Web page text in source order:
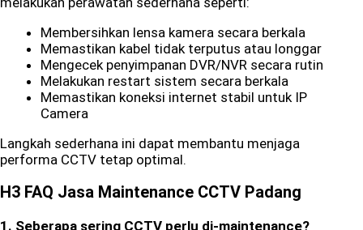
Membersihkan lensa kamera secara berkala
Memastikan kabel tidak terputus atau longgar
Mengecek penyimpanan DVR/NVR secara rutin
Melakukan restart sistem secara berkala
Memastikan koneksi internet stabil untuk IP
Camera
Langkah sederhana ini dapat membantu menjaga
performa CCTV tetap optimal.
H3 FAQ Jasa Maintenance CCTV Padang
1. Seberapa sering CCTV perlu di-maintenance?